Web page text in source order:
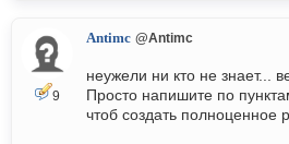
9
Antimc @Antimc
неужели ни кто не знает...
Просто напишите по
чтоб создать полноценное